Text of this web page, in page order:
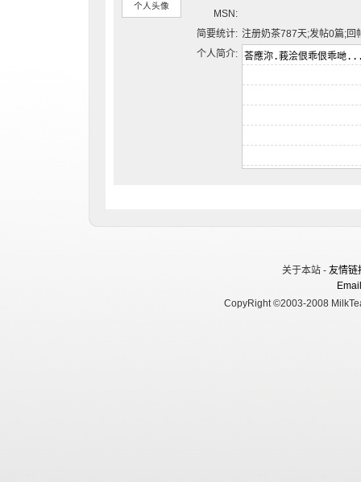
个人头像
MSN:
简要统计: 注册奶茶787天;发帖0篇;回
个人简介:
关于本站 - 友情链
CopyRight ©2003-2008